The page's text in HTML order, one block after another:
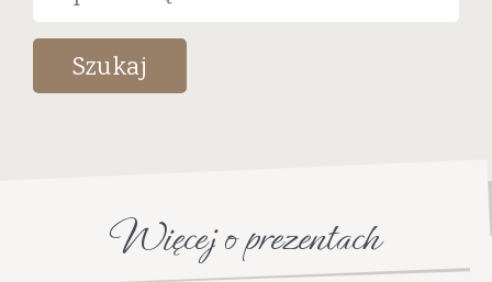
Szukaj
Więcej o prezentach